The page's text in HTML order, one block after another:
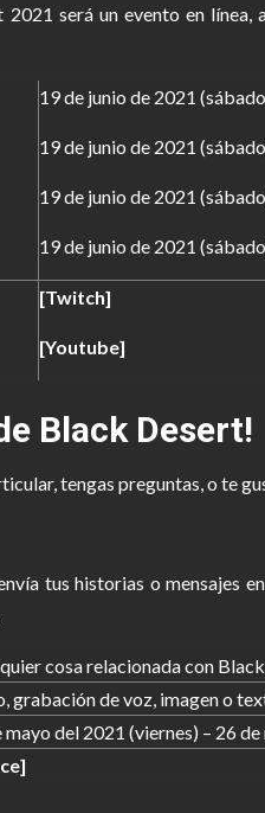
será un evento en línea,
19 de junio de 2021
19 de junio de 2021
19 de junio de 2021
19 de junio de 2021
[Twitch]
[Youtube]
Black Desert!
tengas preguntas, o te
tus historias o mensajes
cosa relacionada con
grabación de voz, imagen o
mayo del 2021 (viernes) – 26